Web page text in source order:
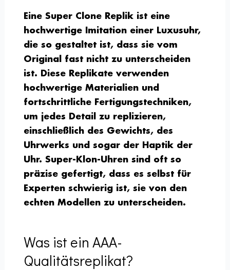
Eine Super Clone Replik ist eine
hochwertige Imitation einer Luxusuhr,
die so gestaltet ist, dass sie vom
Original fast nicht zu unterscheiden
ist. Diese Replikate verwenden
hochwertige Materialien und
fortschrittliche Fertigungstechniken,
um jedes Detail zu replizieren,
einschließlich des Gewichts, des
Uhrwerks und sogar der Haptik der
Uhr. Super-Klon-Uhren sind oft so
präzise gefertigt, dass es selbst für
Experten schwierig ist, sie von den
echten Modellen zu unterscheiden.
Was ist ein AAA-
Qualitätsreplikat?